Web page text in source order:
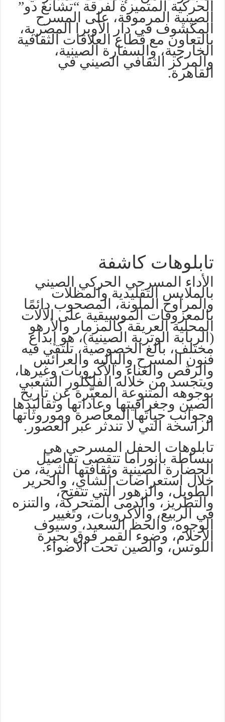
الحركية المتميزة لفرقة “تشانغ دو”
الصينية المرموقة، على المسرح
المكشوف في دار الأوبرا المصرية،
بالتعاون مع قطاع العلاقات الثقافية
الخارجية، والسفارة الصينية،
والمركز الثقافي الصيني في
القاهرة.
تابلوهات كاشفة
الأداء المسرحي الحركي الصيني
بالملابس التقليدية والمظلات
والمراوح الملونة، المصحوب دائمًا
بالمعزوفات الموسيقية على الآلات
المحلية العريقة كالمزمار والأرهو
(الربابة الوترية الصينية)، هو إبداع
مختلف، بالغ الخصوصية، تلتقي فيه
فنون المسرح والباليه والعرائس
والرقص والغناء والأكروبات وغيرها،
ويتجسد من خلاله الفلكلور الشعبي
بوجوهه المتنوعة المعبّرة عن تاريخ
الصين وجغرافيتها وعاداتها وتقاليدها
وجوانب حياتها المعاصرة وموروثاتها
الراسخة التي لا تندثر عبر العصور.
تابلوهات الحفل المسرحي هي
ببساطة بانوراما تتقصى تفاصيل
الحضارة الصينية وثقافتها الثرية، من
خلال استعراضات الشاي، والحرير
الطويل، والزهور التي تتفتح،
والتطريز، والدمى المتحركة، والتنزه
في الربيع، والأكروبات، وتغيير
الوجوه، والحظ السعيد، وسيوف
الأحلام، وضوء القمر فوق بحيرة
اللوتس، والصين تحت الأضواء.